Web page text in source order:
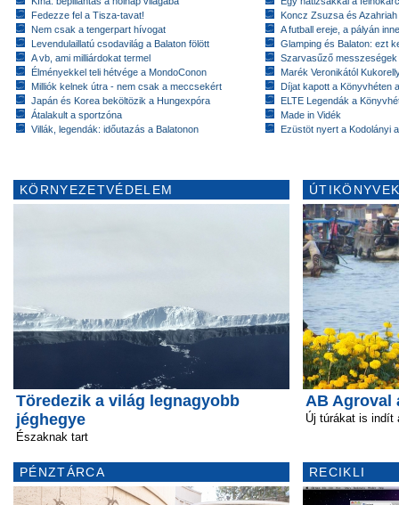
Fedezze fel a Tisza-tavat!
Nem csak a tengerpart hívogat
Levendulaillatú csodavilág a Balaton fölött
A vb, ami milliárdokat termel
Élményekkel teli hétvége a MondoConon
Milliók kelnek útra - nem csak a meccsekért
Japán és Korea beköltözik a Hungexpóra
Átalakult a sportzóna
Villák, legendák: időutazás a Balatonon
Koncz Zsuzsa és
A futball ereje, a pályán
Glamping és Balaton: ezt
Szarvasűző messzeségek
Marék Veronikától
Díjat kapott a Könyvhéten
ELTE Legendák a
Made in Vidék
Ezüstöt nyert a Kodolányi
KÖRNYEZETVÉDELEM
Töredezik a világ legnagyobb
jéghegye
Északnak tart
PÉNZTÁRCA
AB Agroval
Új túrákat is indít
RECIKLI